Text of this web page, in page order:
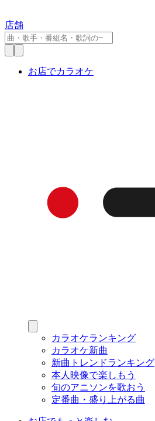
店舗
お店でカラオケ
カラオケランキング
カラオケ新曲
新曲トレンドランキング
本人映像で楽しもう
旬のアニソンを歌おう
定番曲・盛り上がる曲